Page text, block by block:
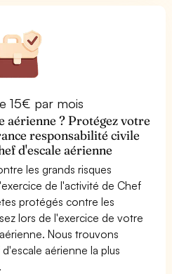
15€ par mois
aérienne ? Protégez votre
responsabilité civile
d'escale aérienne
les grands risques
de l'activité de Chef
protégés contre les
lors de l'exercice de votre
Nous trouvons
aérienne la plus